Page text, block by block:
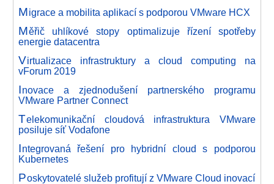
Migrace a mobilita aplikací s podporou VMware HCX
Měřič uhlíkové stopy optimalizuje řízení spotřeby
energie datacentra
Virtualizace infrastruktury a cloud computing na
vForum 2019
Inovace a zjednodušení partnerského programu
VMware Partner Connect
Telekomunikační cloudová infrastruktura VMware
posiluje síť Vodafone
Integrovaná řešení pro hybridní cloud s podporou
Kubernetes
Poskytovatelé služeb profitují z VMware Cloud inovací